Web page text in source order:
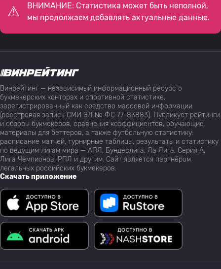
ВНИМАНИЕ: Статистика может быть неполной,
мы продолжаем добавлять актуальные данные.
Винрейтинг — независимый информационный ресурс о
букмекерских конторах и спортивной статистике,
зарегистрированный как средство массовой информации
(реестровая запись СМИ ЭЛ № ФС 77-83883). Публикует рейтинги
и обзоры букмекеров, сравнения коэффициентов, обучающие
материалы для беттеров, а также футбольную статистику:
расписание матчей, турнирные таблицы, результаты и статистику
по ведущим лигам мира — АПЛ, Бундеслига, Ла Лига, Серия А,
Лига Чемпионов, РПЛ и другим. Сайт является партнёром
легальных российских букмекеров.
Скачать приложение